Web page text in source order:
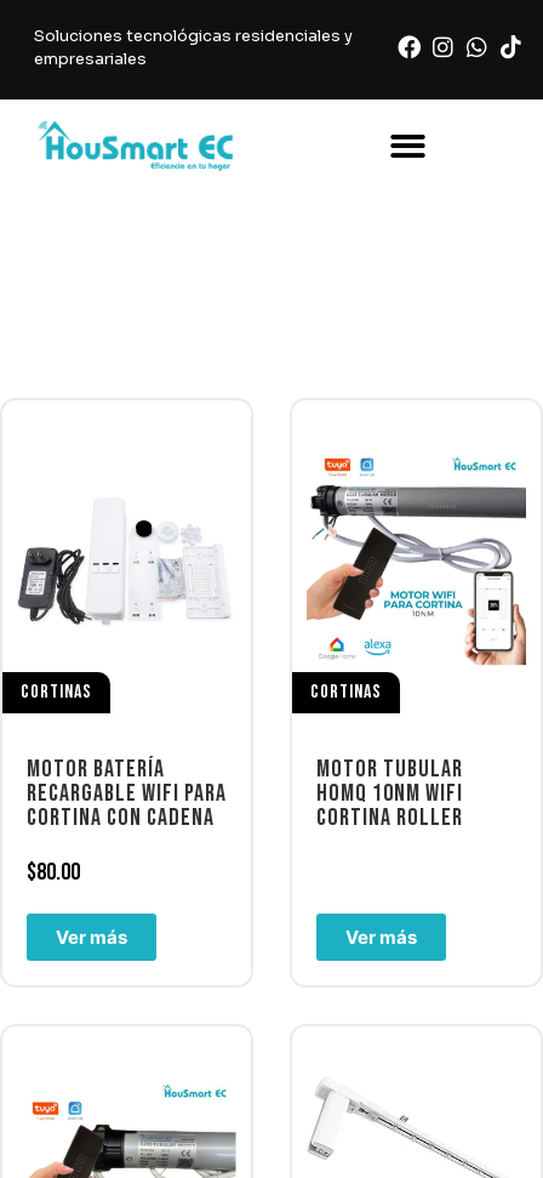
Soluciones tecnológicas residenciales y
empresariales
CORTINAS
MOTOR BATERÍA
RECARGABLE WIFI PARA
CORTINA CON CADENA
$80.00
Ver más
CORTINAS
MOTOR TUBULAR
HOMQ 10NM WIFI
CORTINA ROLLER
Ver más